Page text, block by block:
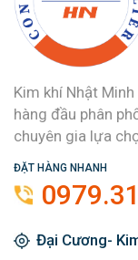
Kim khí Nhật
hàng đầu phân
chuyên gia lựa
ĐẶT HÀNG NHANH
Đại Cương-